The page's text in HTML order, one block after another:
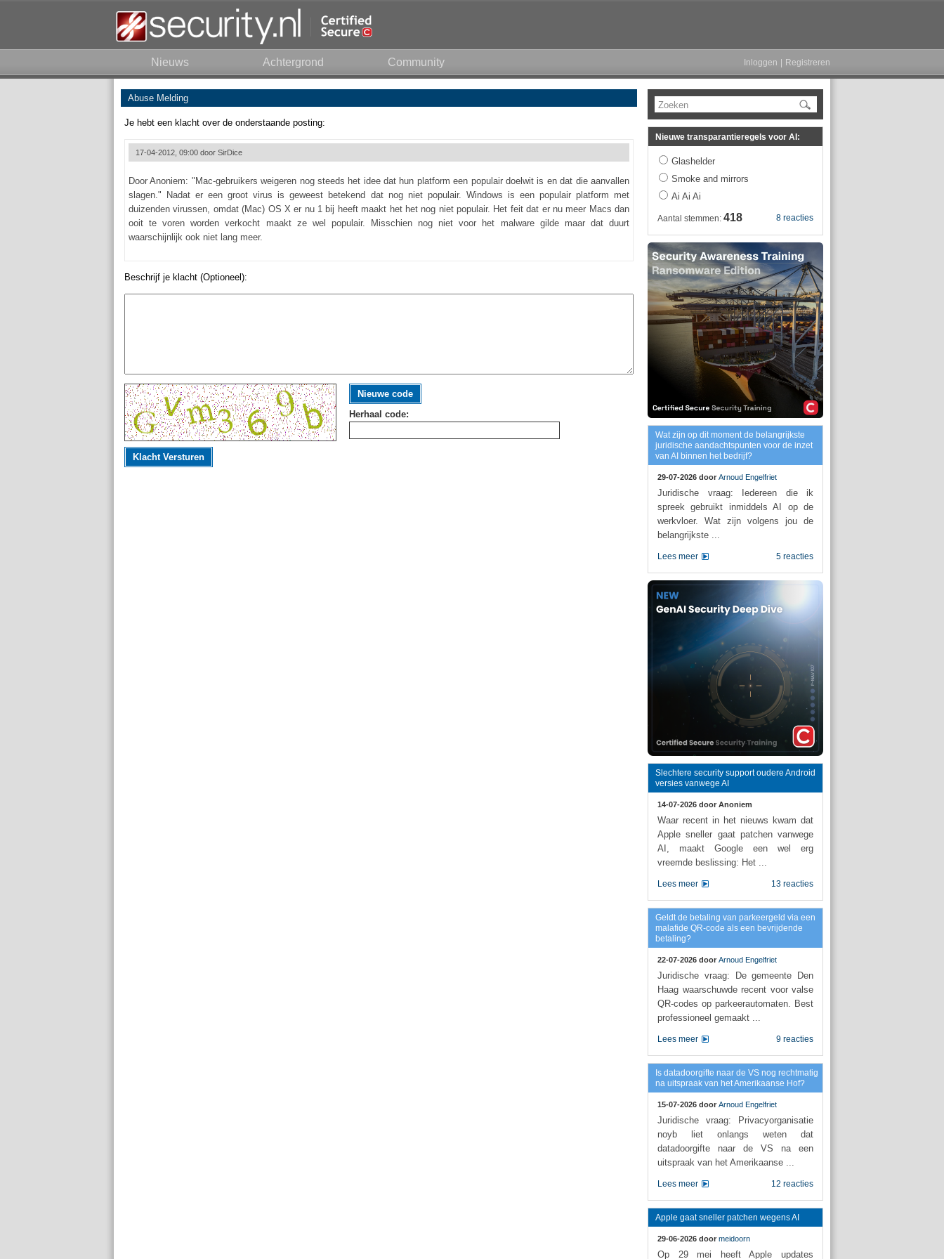
Nieuws Achtergrond Community Inloggen Registreren
Abuse Melding
Je hebt een klacht over de onderstaande posting:
17-04-2012, 09:00 door SirDice
Door Anoniem: "Mac-gebruikers weigeren nog steeds het idee dat hun platform een populair doelwit is en dat die aanvallen
slagen." Nadat er een groot virus is geweest betekend dat nog niet populair. Windows is een populair platform met
duizenden virussen, omdat (Mac) OS X er nu 1 bij heeft maakt het het nog niet populair. Het feit dat er nu meer Macs dan
ooit te voren worden verkocht maakt ze wel populair. Misschien nog niet voor het malware gilde maar dat duurt
waarschijnlijk ook niet lang meer.
Beschrijf je klacht (Optioneel):
Nieuwe code
Herhaal code:
Klacht Versturen
Zoeken
Nieuwe transparantieregels voor AI:
Glashelder
Smoke and mirrors
Ai Ai Ai
8 reacties
Aantal stemmen: 418
Wat zijn op dit moment de belangrijkste
juridische aandachtspunten voor de inzet
van AI binnen het bedrijf?
29-07-2026 door Arnoud Engelfriet
Juridische vraag: Iedereen die ik
spreek gebruikt inmiddels AI op de
werkvloer. Wat zijn volgens jou de
belangrijkste ...
5 reacties
Lees meer
Slechtere security support oudere Android
versies vanwege AI
14-07-2026 door Anoniem
Waar recent in het nieuws kwam dat
Apple sneller gaat patchen vanwege
AI, maakt Google een wel erg
vreemde beslissing: Het ...
13 reacties
Lees meer
Geldt de betaling van parkeergeld via een
malafide QR-code als een bevrijdende
betaling?
22-07-2026 door Arnoud Engelfriet
Juridische vraag: De gemeente Den
Haag waarschuwde recent voor valse
QR-codes op parkeerautomaten. Best
professioneel gemaakt ...
9 reacties
Lees meer
Is datadoorgifte naar de VS nog rechtmatig
na uitspraak van het Amerikaanse Hof?
15-07-2026 door Arnoud Engelfriet
Juridische vraag: Privacyorganisatie
noyb liet onlangs weten dat
datadoorgifte naar de VS na een
uitspraak van het Amerikaanse ...
12 reacties
Lees meer
Apple gaat sneller patchen wegens AI
29-06-2026 door meidoorn
Op 29 mei heeft Apple updates